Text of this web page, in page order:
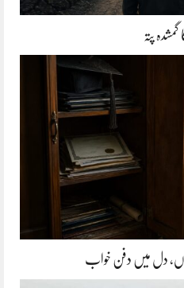
گمشدہ پتہ
دل میں دفن خواب